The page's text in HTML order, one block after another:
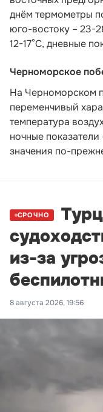
днём термометры
юго-востоку – 23-
12-17°С, дневные
Черноморское
На Черноморском
переменчивый
температура
ночные
значения по-
СРОЧНО
из-за
8 августа 2026, 19:56